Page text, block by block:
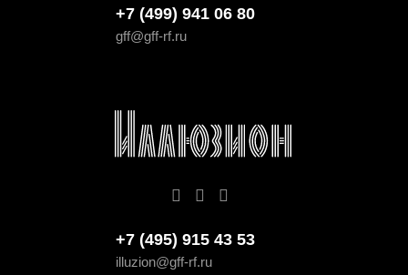
+7 (499) 941 06 80
gff@gff-rf.ru
+7 (495) 915 43 53
illuzion@gff-rf.ru